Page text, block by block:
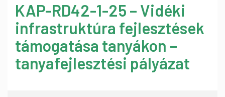
KAP-RD42-1-25 – Vidéki
infrastruktúra fejlesztések
támogatása tanyákon –
tanyafejlesztési pályázat